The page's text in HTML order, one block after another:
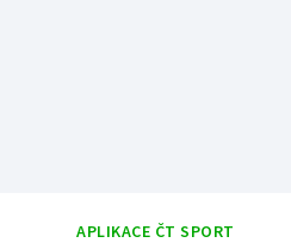
APLIKACE ČT SPORT